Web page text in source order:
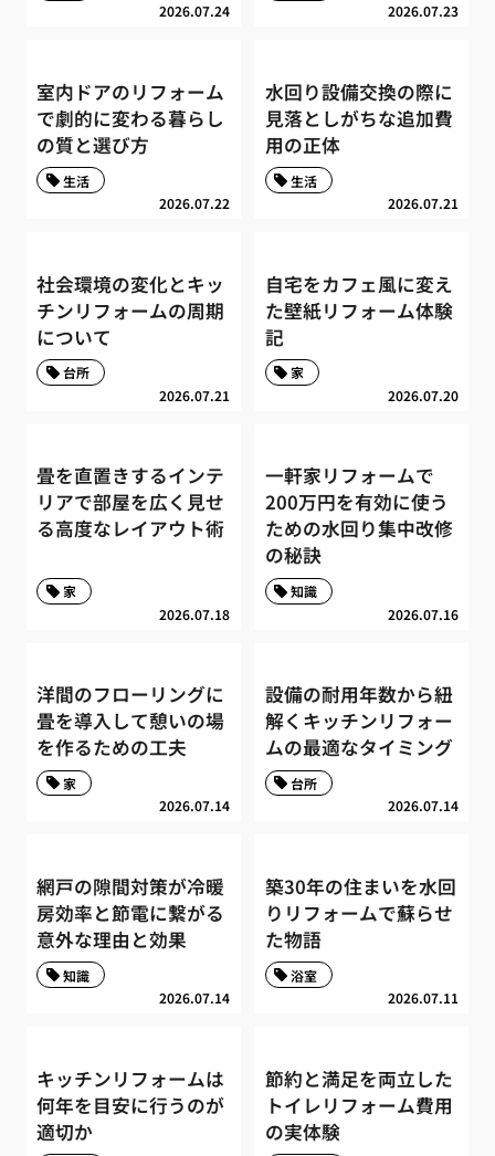
2026.07.24 2026.07.23
室内ドアのリフォーム
で劇的に変わる暮らし
の質と選び方
2026.07.22
生活
水回り設備交換の際に
見落としがちな追加費
用の正体
2026.07.21
生活
社会環境の変化とキッ
チンリフォームの周期
について
2026.07.21
台所
自宅をカフェ風に変え
た壁紙リフォーム体験
記
2026.07.20
家
畳を直置きするインテ
リアで部屋を広く見せ
る高度なレイアウト術
2026.07.18
家
一軒家リフォームで
200万円を有効に使う
ための水回り集中改修
の秘訣
2026.07.16
知識
洋間のフローリングに
畳を導入して憩いの場
を作るための工夫
2026.07.14
家
設備の耐用年数から紐
解くキッチンリフォー
ムの最適なタイミング
2026.07.14
台所
網戸の隙間対策が冷暖
房効率と節電に繋がる
意外な理由と効果
2026.07.14
知識
築30年の住まいを水回
りリフォームで蘇らせ
た物語
2026.07.11
浴室
キッチンリフォームは
何年を目安に行うのが
適切か
節約と満足を両立した
トイレリフォーム費用
の実体験